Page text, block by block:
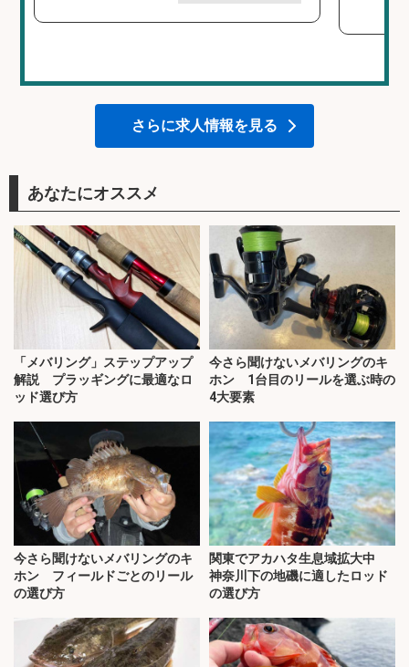
さらに求人情報を見る
あなたにオススメ
「メバリング」ステップアップ
解説 プラッギングに最適なロ
ッド選び方
今さら聞けないメバリングのキ
ホン 1台目のリールを選ぶ時の
4大要素
今さら聞けないメバリングのキ
ホン フィールドごとのリール
の選び方
関東でアカハタ生息域拡大中
神奈川下の地磯に適したロッド
の選び方